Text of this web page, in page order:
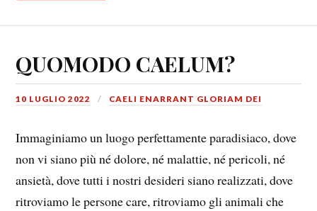
QUOMODO CAELUM?
10 LUGLIO 2022 CAELI ENARRANT GLORIAM DEI
Immaginiamo un luogo perfettamente paradisiaco, dove
non vi siano più né dolore, né malattie, né pericoli, né
ansietà, dove tutti i nostri desideri siano realizzati, dove
ritroviamo le persone care, ritroviamo gli animali che